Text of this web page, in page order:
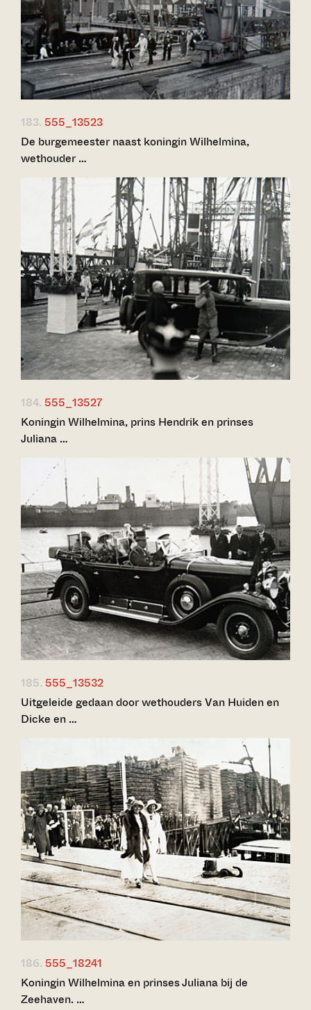
183. 555_13523
De burgemeester naast koningin Wilhelmina,
wethouder …
184. 555_13527
Koningin Wilhelmina, prins Hendrik en prinses
Juliana …
185. 555_13532
Uitgeleide gedaan door wethouders Van Huiden en
Dicke en …
186. 555_18241
Koningin Wilhelmina en prinses Juliana bij de
Zeehaven. …